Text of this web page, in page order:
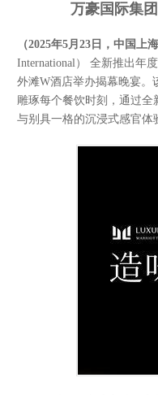
万豪国际集
（2025年5月23日，中国上海
International） 全新推出年
外滩W酒店举办揭幕晚宴。
雕琢每个餐饮时刻，通过
与别具一格的沉浸式感官体